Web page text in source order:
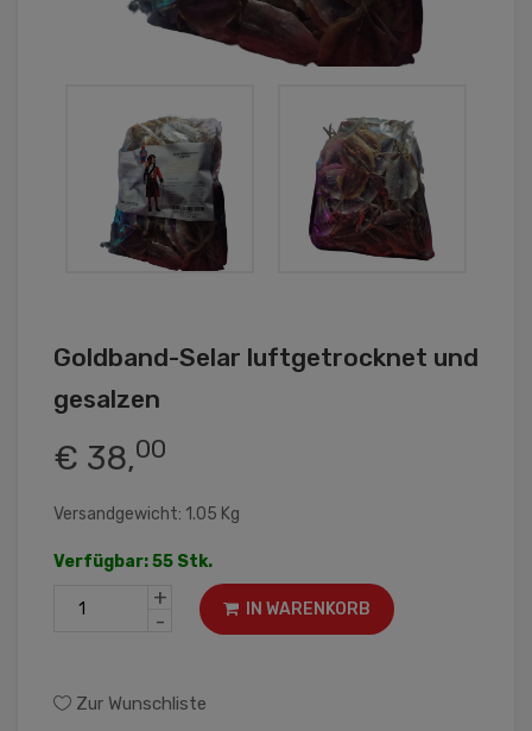
Goldband-Selar luftgetrocknet und
gesalzen
€ 38,00
Versandgewicht: 1.05 Kg
Verfügbar: 55 Stk.
+
-
IN WARENKORB
Zur Wunschliste